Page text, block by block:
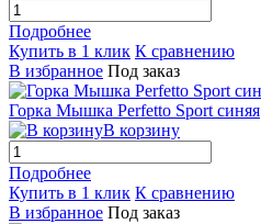
Подробнее
Купить в 1 клик К сравнению
В избранное Под заказ
Горка Мышка Perfetto Sport синяя
В корзину
Подробнее
Купить в 1 клик К сравнению
В избранное Под заказ